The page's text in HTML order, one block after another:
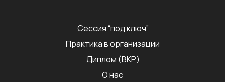
Сессия “под ключ”
Практика в организации
Диплом (ВКР)
О нас